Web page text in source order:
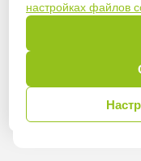
настройках файлов